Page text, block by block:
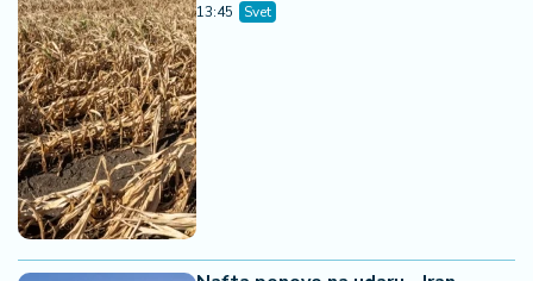
13:45 Svet